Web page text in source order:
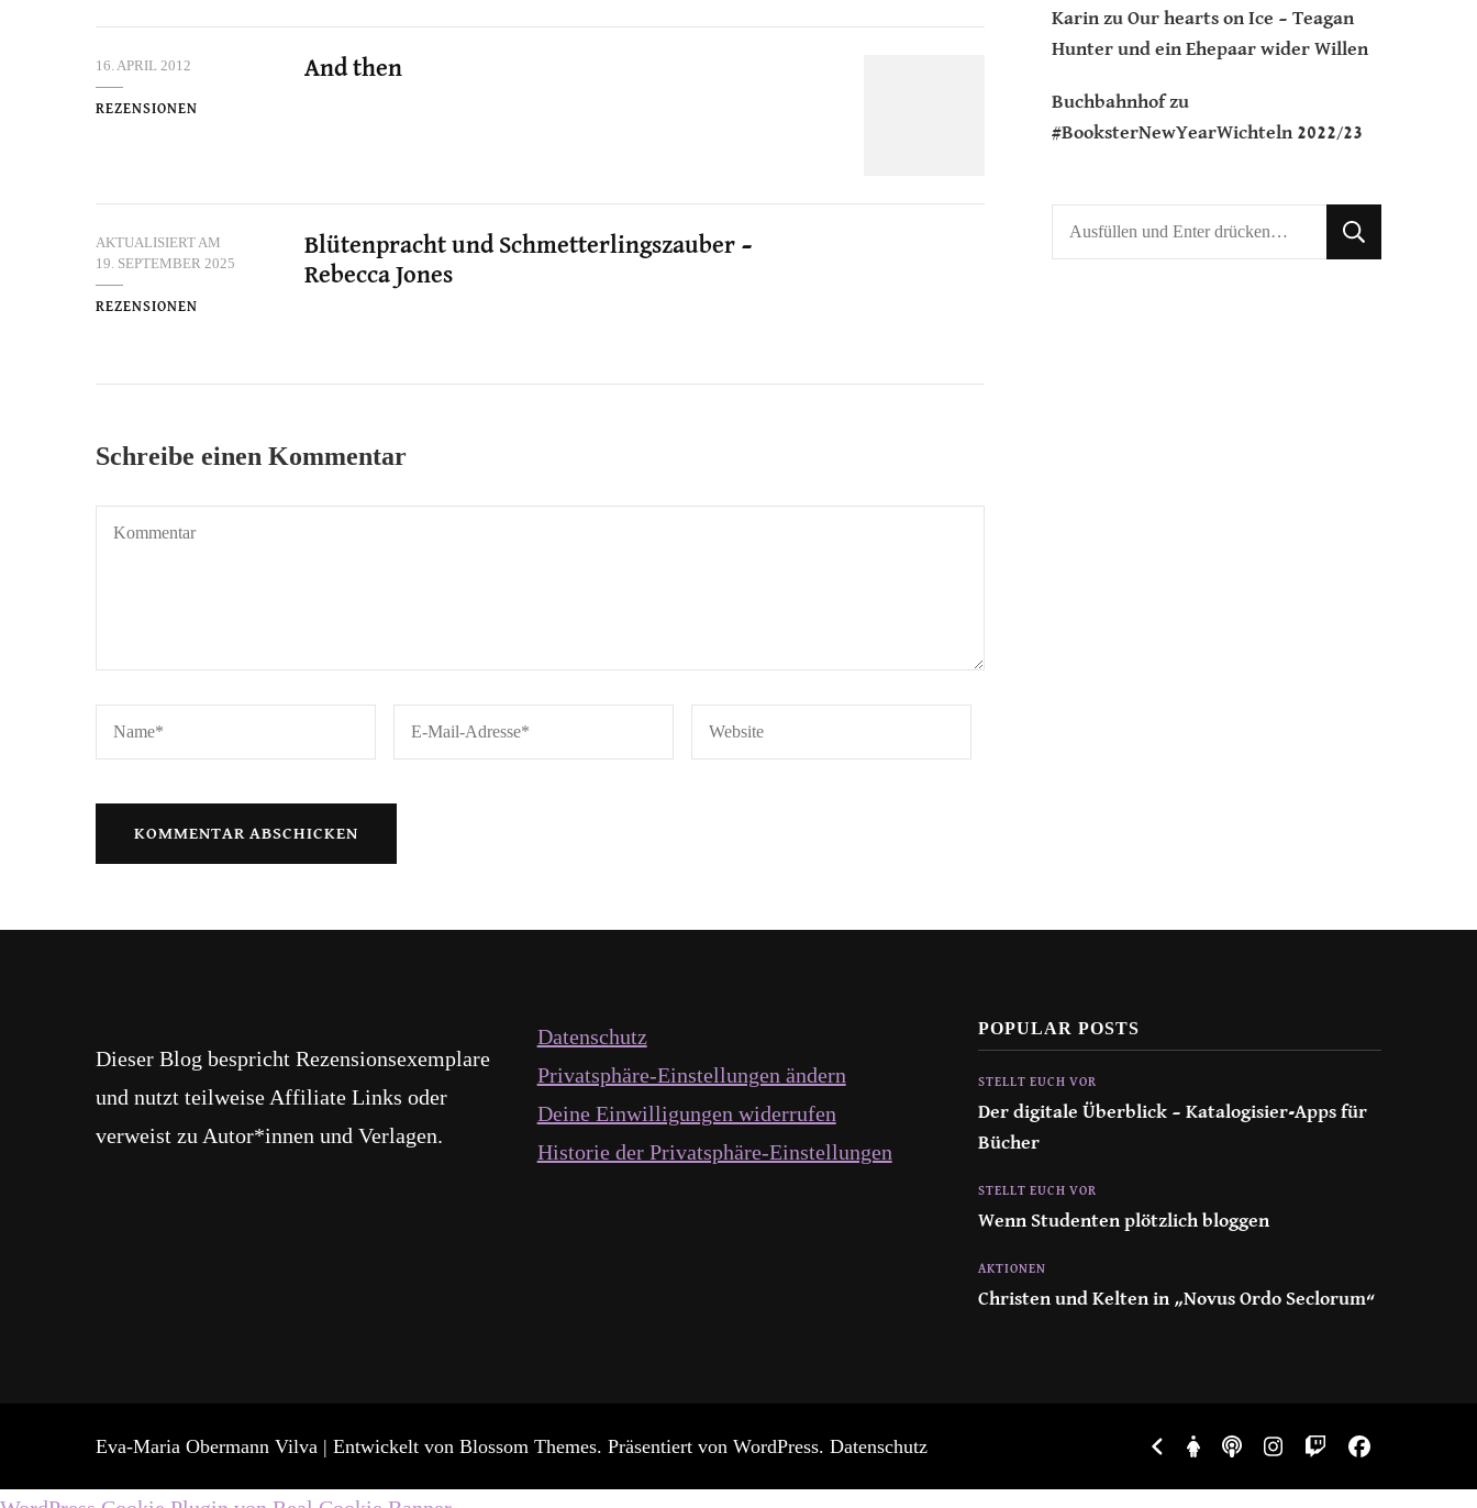
16. APRIL 2012
REZENSIONEN
And then
AKTUALISIERT AM
19. SEPTEMBER 2025
REZENSIONEN
Blütenpracht und Schmetterlingszauber –
Rebecca Jones
Schreibe einen Kommentar
Karin zu Our hearts on Ice – Teagan
Hunter und ein Ehepaar wider Willen
Buchbahnhofzu
#BooksterNewYearWichteln 2022/23
Suchst
du
Dieser Blog bespricht Rezensionsexemplare
und nutzt teilweise Affiliate Links oder
verweist zu Autor*innen und Verlagen.
Datenschutz
Privatsphäre-Einstellungen ändern
Deine Einwilligungen widerrufen
Historie der Privatsphäre-Einstellungen
POPULAR POSTS
STELLT EUCH VOR
Der digitale Überblick – Katalogisier-Apps für
Bücher
STELLT EUCH VOR
Wenn Studenten plötzlich bloggen
AKTIONEN
Christen und Kelten in „Novus Ordo Seclorum“
Eva-Maria Obermann Vilva | Entwickelt von Blossom Themes. Präsentiert von WordPress. Datenschutz